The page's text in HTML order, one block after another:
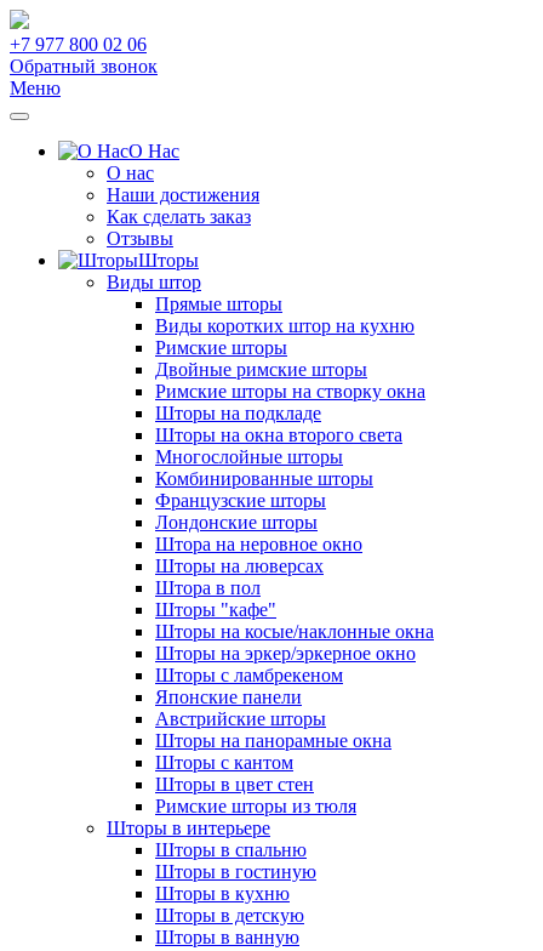
+7 977 800 02 06
Обратный звонок
Меню
О Нас
О нас
Наши достижения
Как сделать заказ
Отзывы
Шторы
Виды штор
Прямые шторы
Виды коротких штор на кухню
Римские шторы
Двойные римские шторы
Римские шторы на створку окна
Шторы на подкладе
Шторы на окна второго света
Многослойные шторы
Комбинированные шторы
Французские шторы
Лондонские шторы
Штора на неровное окно
Шторы на люверсах
Штора в пол
Шторы "кафе"
Шторы на косые/наклонные окна
Шторы на эркер/эркерное окно
Шторы с ламбрекеном
Японские панели
Австрийские шторы
Шторы на панорамные окна
Шторы с кантом
Шторы в цвет стен
Римские шторы из тюля
Шторы в интерьере
Шторы в спальню
Шторы в гостиную
Шторы в кухню
Шторы в детскую
Шторы в ванную